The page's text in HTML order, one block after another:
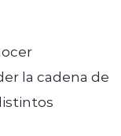
la cadena de